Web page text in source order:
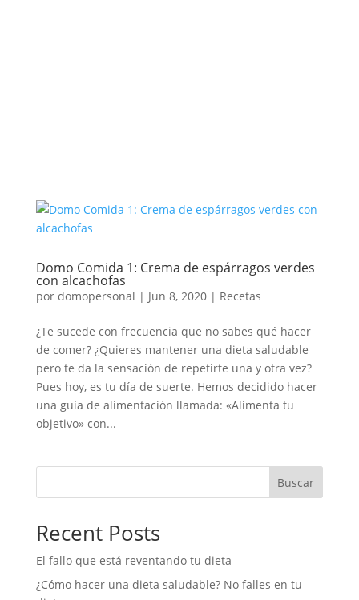
Domo Comida 1: Crema de espárragos verdes
con alcachofas
por domopersonal | Jun 8, 2020| Recetas
¿Te sucede con frecuencia que no sabes qué hacer
de comer? ¿Quieres mantener una dieta saludable
pero te da la sensación de repetirte una y otra vez?
Pues hoy, es tu día de suerte. Hemos decidido hacer
una guía de alimentación llamada: «Alimenta tu
objetivo» con...
Buscar
Recent Posts
El fallo que está reventando tu dieta
¿Cómo hacer una dieta saludable? No falles en tu